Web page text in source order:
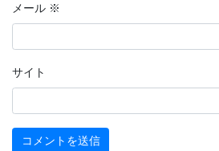
メール ※
サイト